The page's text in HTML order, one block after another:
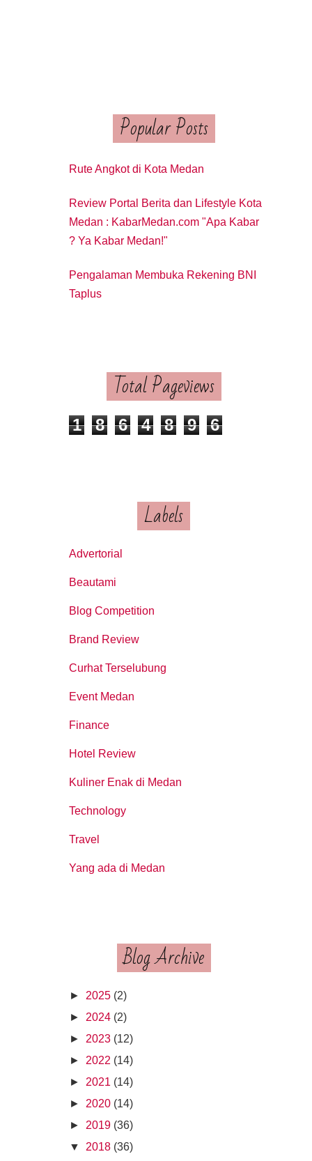
Popular Posts
Rute Angkot di Kota Medan
Review Portal Berita dan Lifestyle Kota
Medan : KabarMedan.com "Apa Kabar
? Ya Kabar Medan!"
Pengalaman Membuka Rekening BNI
Taplus
Total Pageviews
1 8 6 4 8 9 6
Labels
Advertorial
Beautami
Blog Competition
Brand Review
Curhat Terselubung
Event Medan
Finance
Hotel Review
Kuliner Enak di Medan
Technology
Travel
Yang ada di Medan
Blog Archive
► 2025 (2)
► 2024 (2)
► 2023 (12)
► 2022 (14)
► 2021 (14)
► 2020 (14)
► 2019 (36)
▼
2018 (36)